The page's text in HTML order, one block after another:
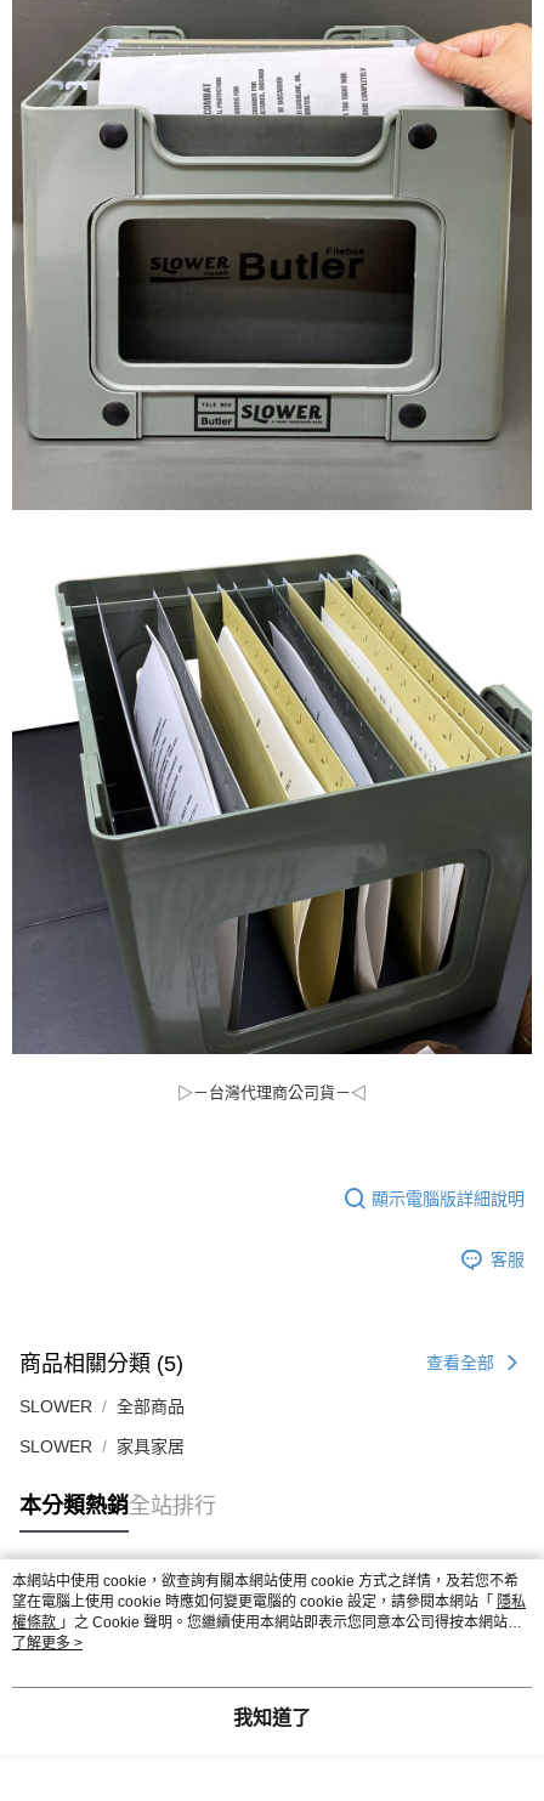
▷－台灣代理商公司貨－◁
顯示電腦版詳細說明
客服
商品相關分類 (5) 查看全部
SLOWER 全部商品
SLOWER 家具家居
本分類熱銷全站排行
熱門標籤
本網站中使用 cookie，欲查詢有關本網站使用 cookie 方式之詳情，及若您不希
望在電腦上使用 cookie 時應如何變更電腦的 cookie 設定，請參閱本網站「 隱私
權條款 」之 Cookie 聲明。您繼續使用本網站即表示您同意本公司得按本網站使
用條款之 Cookie 聲明使用 cookie。
了解更多 >
我知道了